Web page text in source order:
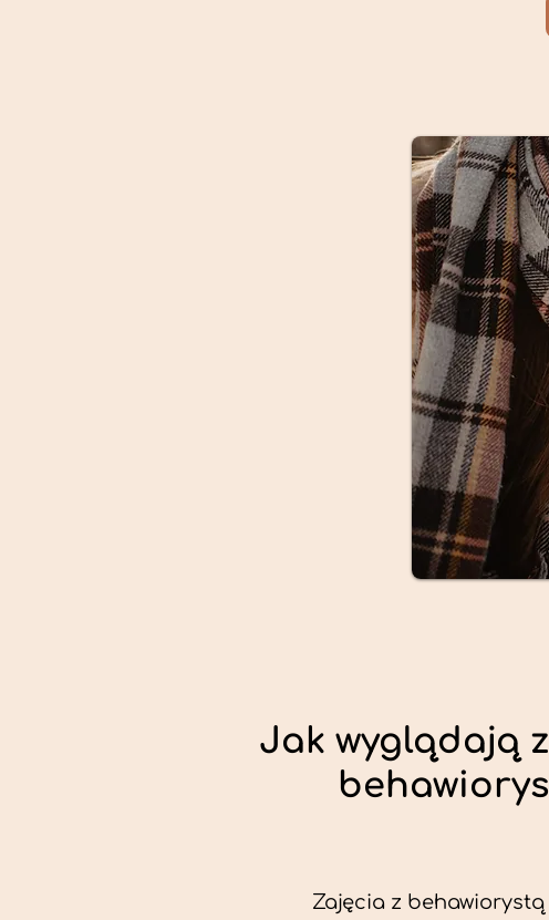
Jak wyglądają
Zajęcia z